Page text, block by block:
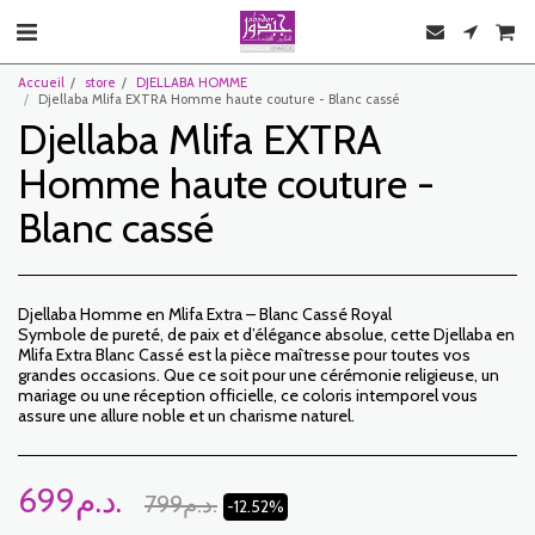
Accueil store
DJELLABA HOMME
Djellaba Mlifa EXTRA Homme haute couture - Blanc cassé
Djellaba Mlifa EXTRA
Homme haute couture -
Blanc cassé
Djellaba Homme en Mlifa Extra – Blanc Cassé Royal
Symbole de pureté, de paix et d’élégance absolue, cette Djellaba en
Mlifa Extra Blanc Cassé est la pièce maîtresse pour toutes vos
grandes occasions. Que ce soit pour une cérémonie religieuse, un
mariage ou une réception officielle, ce coloris intemporel vous
assure une allure noble et un charisme naturel.
699 د.م. 799 د.م. -12.52%